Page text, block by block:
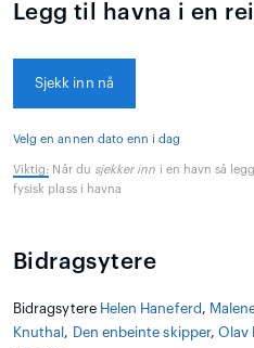
Legg til havna i en
Sjekk inn nå
Velg en annen dato enn i dag
Viktig: Når du sjekker inn i en havn så
fysisk plass i havna
Bidragsytere
Bidragsytere Helen Haneferd ,
Knuthal , Den enbeinte skipper,Olav